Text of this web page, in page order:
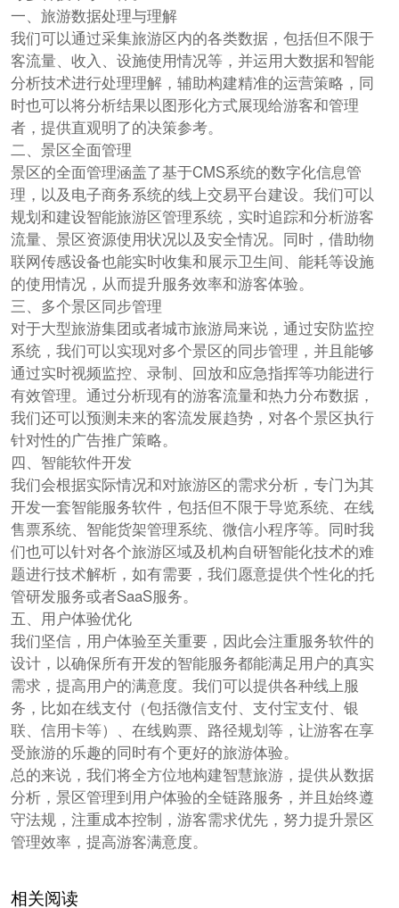
一、旅游数据处理与理解
我们可以通过采集旅游区内的各类数据，包括但不限于
客流量、收入、设施使用情况等，并运用大数据和智能
分析技术进行处理理解，辅助构建精准的运营策略，同
时也可以将分析结果以图形化方式展现给游客和管理
者，提供直观明了的决策参考。
二、景区全面管理
景区的全面管理涵盖了基于CMS系统的数字化信息管
理，以及电子商务系统的线上交易平台建设。我们可以
规划和建设智能旅游区管理系统，实时追踪和分析游客
流量、景区资源使用状况以及安全情况。同时，借助物
联网传感设备也能实时收集和展示卫生间、能耗等设施
的使用情况，从而提升服务效率和游客体验。
三、多个景区同步管理
对于大型旅游集团或者城市旅游局来说，通过安防监控
系统，我们可以实现对多个景区的同步管理，并且能够
通过实时视频监控、录制、回放和应急指挥等功能进行
有效管理。通过分析现有的游客流量和热力分布数据，
我们还可以预测未来的客流发展趋势，对各个景区执行
针对性的广告推广策略。
四、智能软件开发
我们会根据实际情况和对旅游区的需求分析，专门为其
开发一套智能服务软件，包括但不限于导览系统、在线
售票系统、智能货架管理系统、微信小程序等。同时我
们也可以针对各个旅游区域及机构自研智能化技术的难
题进行技术解析，如有需要，我们愿意提供个性化的托
管研发服务或者SaaS服务。
五、用户体验优化
我们坚信，用户体验至关重要，因此会注重服务软件的
设计，以确保所有开发的智能服务都能满足用户的真实
需求，提高用户的满意度。我们可以提供各种线上服
务，比如在线支付（包括微信支付、支付宝支付、银
联、信用卡等）、在线购票、路径规划等，让游客在享
受旅游的乐趣的同时有个更好的旅游体验。
总的来说，我们将全方位地构建智慧旅游，提供从数据
分析，景区管理到用户体验的全链路服务，并且始终遵
守法规，注重成本控制，游客需求优先，努力提升景区
管理效率，提高游客满意度。
相关阅读